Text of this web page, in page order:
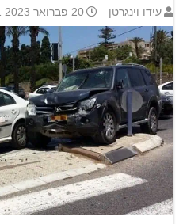
עידו וינגרטן 20 פברואר 2023 14:41